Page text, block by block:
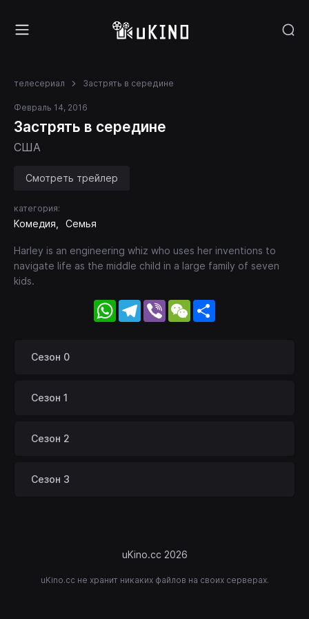
телесериал Застрять в середине
Февраль 14, 2016
Застрять в середине
США
Смотреть трейлер
категория:
Комедия Семья
Harley is an engineering whiz who uses her inventions to
navigate life as the middle child in a large family of seven
kids.
WhatsApp
Telegram
Viber WeChat
Сезон 0
Сезон 1
Сезон 2
Сезон 3
uKino.cc 2026
uKino.cc не хранит никаких файлов на своих серверах.